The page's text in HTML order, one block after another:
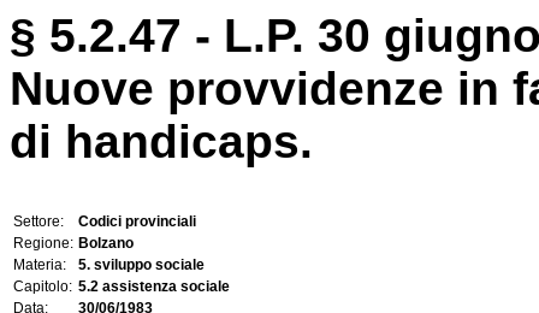
§ 5.2.47 - L.P. 30
Nuove provvidenze in
di handicaps.
Settore:
Codici provinciali
Regione: Bolzano
Materia:
5. sviluppo sociale
Capitolo: 5.2 assistenza sociale
Data:
30/06/1983